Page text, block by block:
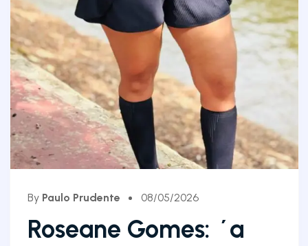
By Paulo Prudente 08/05/2026
Roseane Gomes: ´a